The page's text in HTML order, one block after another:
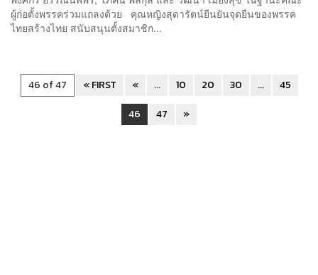
ผู้ก่อตั้งพรรคร่วมแถลงด้วย คุณหญิงสุดารัตน์ยืนยันจุดยืนของพรรค
ไทยสร้างไทย สนับสนุนตั้งสมาชิก...
46 of 47 « FIRST « ... 10 20 30 ...
45
46
47 »